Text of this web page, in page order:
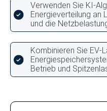
Verwenden Sie KI-
Energieverteilung an
und die
Kombinieren Sie EV-
Betrieb und